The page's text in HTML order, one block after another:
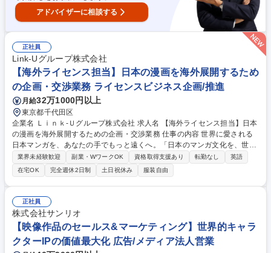
アドバイザーに相談する
正社員
Link‐Uグループ株式会社
【海外ライセンス担当】日本の漫画を海外展開するため
の企画・交渉業務 ライセンスビジネス企画/推進
月給32万1000円以上
東京都千代田区
企業名 Ｌｉｎｋ‐Ｕグループ株式会社 求人名 【海外ライセンス担当】日本
の漫画を海外展開するための企画・交渉業務 仕事の内容 世界に愛される
日本マンガを、あなたの手でもっと遠くへ。「日本のマンガ文化を、世界
中のファンへ最高の形で届けたい」私たちが求めているのは、そんな想い
をビジネスの力で形にできる仲間です！ 言葉の壁や文化の違いを超えて、
一歩ずつ信頼を築き、一つの作品を世界中のファンへとつないでいく。 あ
なたの丁寧な一通や粘り強い交渉が、日本マンガの未来を大きく変えてい
きます。 ■海外市場向けマンガIPのライセンス取得交渉・契約交渉■既存
パートナーとのリレーションマネジメント・継続取引拡大■海外市場ニー
ズに基づく作品選定・企画提案■契約条件（地域、言語、期間、独占/非独
占等）の調整 募集職種 【海外ライセンス担当】日本の漫画を海外展開す
るための企画・交渉業務
業界未経験歓迎 副業・WワークOK 資格取得支援あり 転勤なし
英語
在宅OK
完全週休2日制 土日祝休み 服装自由
正社員
株式会社サンリオ
【映像作品のセールス&マーケティング】世界的キャラ
クターIPの価値最大化 広告/メディア法人営業